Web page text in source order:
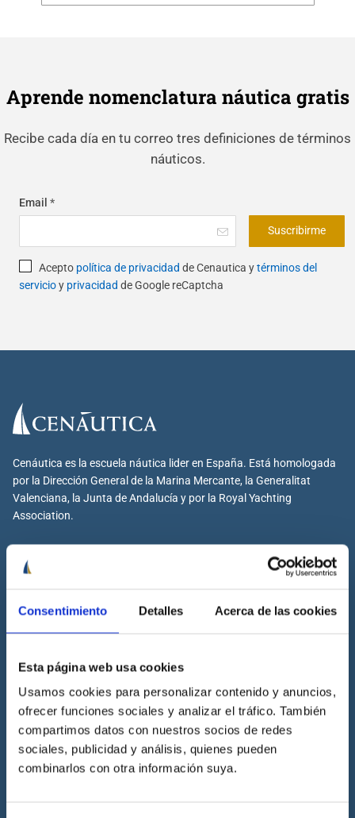
Consentimiento Detalles Acerca de las cookies
Esta página web usa cookies
Usamos cookies para personalizar contenido y anuncios,
ofrecer funciones sociales y analizar el tráfico. También
compartimos datos con nuestros socios de redes
sociales, publicidad y análisis, quienes pueden
combinarlos con otra información suya.
Aprende nomenclatura náutica gratis
Recibe cada día en tu correo tres definiciones de términos
náuticos.
Email *
Suscribirme
Acepto política de privacidad de Cenautica ytérminos del
servicioy privacidad de Google reCaptcha
Cenáutica es la escuela náutica lider en España. Está homologada
por la Dirección General de la Marina Mercante, la Generalitat
Valenciana, la Junta de Andalucía y por la Royal Yachting
Association.
Escuela náutica
Contacta con Cenáutica
Historia de Cenáutica
Trabaja con Cenáutica
Sala de prensa
Preguntas frecuentes